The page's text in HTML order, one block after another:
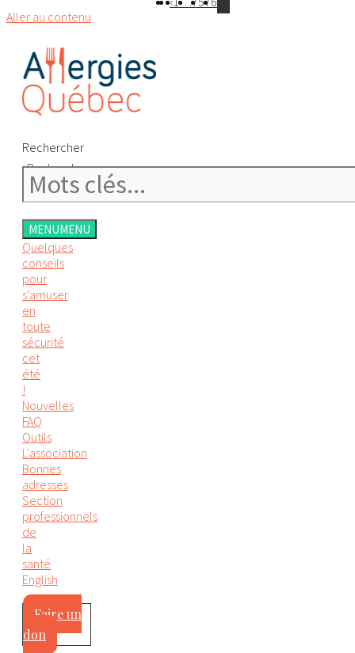
Aller au contenu
Rechercher
Rechercher
MENUMENU
Quelques
conseils
pour
s’amuser
en
toute
sécurité
cet
été
!
Nouvelles
FAQ
Outils
L'association
Bonnes
adresses
Section
professionnels
de
la
santé
English
Faire un
don